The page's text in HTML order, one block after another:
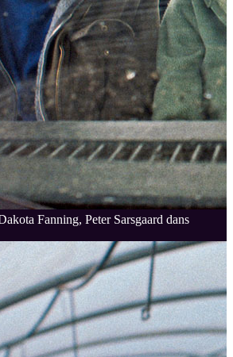
Fanning, Peter Sarsgaard dans